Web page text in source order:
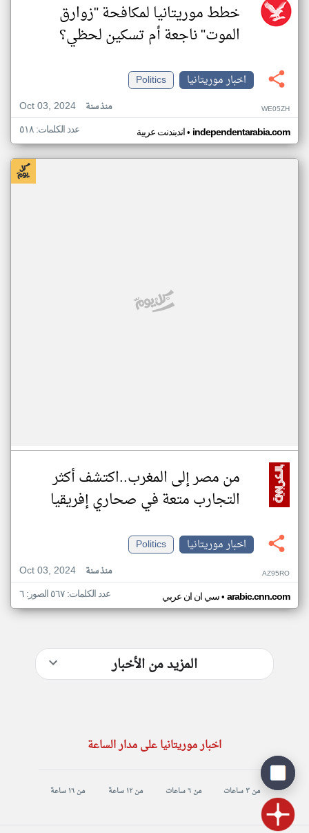
خطط موريتانيا لمكافحة "زوارق
الموت" ناجعة أم تسكين لحظي؟
اخبار موريتانيا
Politics
Oct 03, 2024
منذ سنة WE05ZH
اندبندنت عربية• independentarabia.com عدد الكلمات: ٥١٨
من مصر إلى المغرب..اكتشف أكثر
التجارب متعة في صحاري إفريقيا
اخبار موريتانيا
Politics
Oct 03, 2024
منذ سنة AZ95RO
سي ان ان عربي• arabic.cnn.com عدد الكلمات: ٥٦٧ الصور: ٦
المزيد من الأخبار
اخبار موريتانيا على مدار الساعة
من ٣ ساعات من ٦ ساعات من ١٢ ساعة من ١٦ ساعة